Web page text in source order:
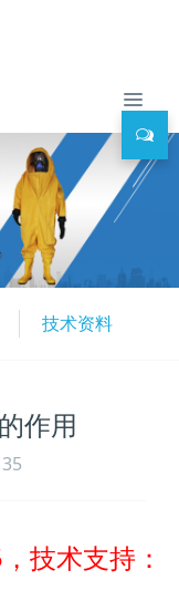
技术资料
作用
技术支持：